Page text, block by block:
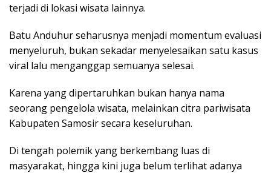
terjadi di lokasi wisata lainnya.
Batu Anduhur seharusnya menjadi momentum evaluasi
menyeluruh, bukan sekadar menyelesaikan satu kasus
viral lalu menganggap semuanya selesai.
Karena yang dipertaruhkan bukan hanya nama
seorang pengelola wisata, melainkan citra pariwisata
Kabupaten Samosir secara keseluruhan.
Di tengah polemik yang berkembang luas di
masyarakat, hingga kini juga belum terlihat adanya